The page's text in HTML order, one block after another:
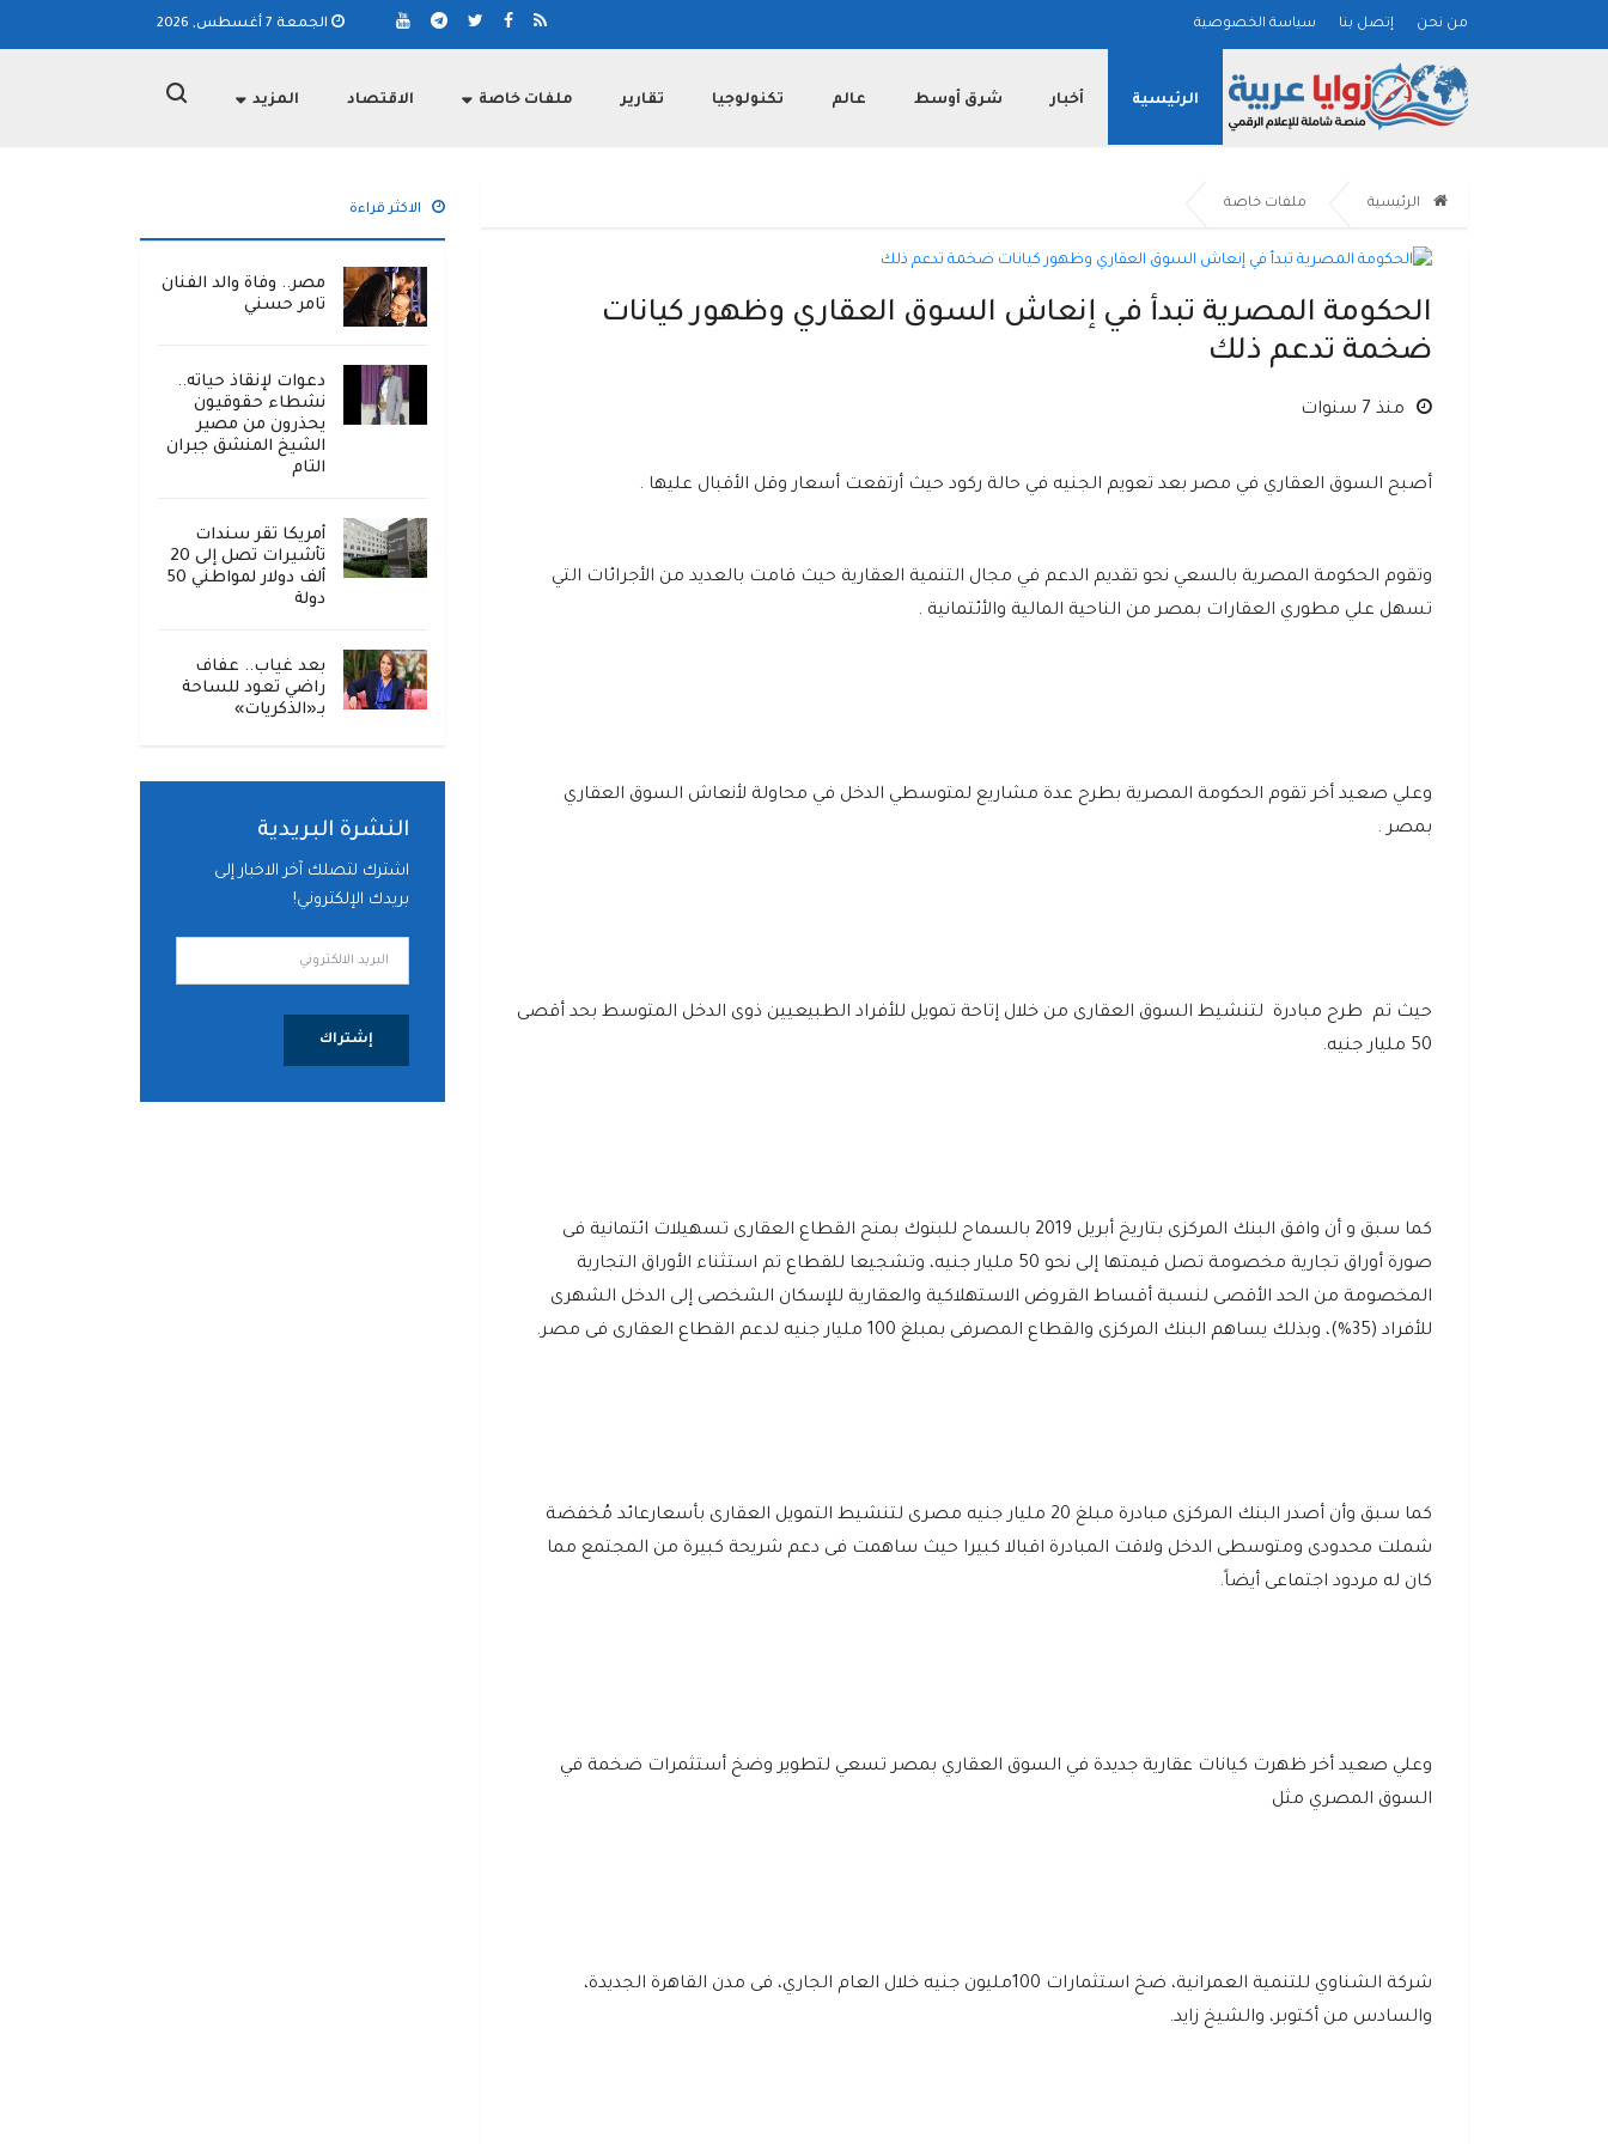
من نحن إتصل بنا سياسة الخصوصية الجمعة 7 أغسطس, 2026
الرئيسية أخبار شرق أوسط عالم تكنولوجيا تقارير ملفات خاصة الاقتصاد المزيد
الرئيسية ملفات خاصة
الحكومة المصرية تبدأ في إنعاش السوق العقاري وظهور كيانات
ضخمة تدعم ذلك
منذ 7 سنوات
أصبح السوق العقاري في مصر بعد تعويم الجنيه في حالة ركود حيث أرتفعت أسعار وقل الأقبال عليها .
وتقوم الحكومة المصرية بالسعي نحو تقديم الدعم في مجال التنمية العقارية حيث قامت بالعديد من الأجرائات التي
تسهل علي مطوري العقارات بمصر من الناحية المالية والأئتمانية .
وعلي صعيد أخر تقوم الحكومة المصرية بطرح عدة مشاريع لمتوسطي الدخل في محاولة لأنعاش السوق العقاري
بمصر .
حيث تم طرح مبادرة لتنشيط السوق العقارى من خلال إتاحة تمويل للأفراد الطبيعيين ذوى الدخل المتوسط بحد أقصى
50 مليار جنيه.
كما سبق و أن وافق البنك المركزى بتاريخ أبريل 2019 بالسماح للبنوك بمنح القطاع العقارى تسهيلات ائتمانية فى
صورة أوراق تجارية مخصومة تصل قيمتها إلى نحو 50 مليار جنيه، وتشجيعا للقطاع تم استثناء الأوراق التجارية
المخصومة من الحد الأقصى لنسبة أقساط القروض الاستهلاكية والعقارية للإسكان الشخصى إلى الدخل الشهرى
للأفراد (35%)، وبذلك يساهم البنك المركزى والقطاع المصرفى بمبلغ 100 مليار جنيه لدعم القطاع العقارى فى مصر.
كما سبق وأن أصدر البنك المركزى مبادرة مبلغ 20 مليار جنيه مصرى لتنشيط التمويل العقارى بأسعارعائد مُخفضة
شملت محدودى ومتوسطى الدخل ولاقت المبادرة اقبالا كبيرا حيث ساهمت فى دعم شريحة كبيرة من المجتمع مما
كان له مردود اجتماعى أيضاً.
وعلي صعيد أخر ظهرت كيانات عقارية جديدة في السوق العقاري بمصر تسعي لتطوير وضخ أستثمرات ضخمة في
السوق المصري مثل
شركة الشناوي للتنمية العمرانية، ضخ استثمارات 100مليون جنيه خلال العام الجاري، فى مدن القاهرة الجديدة،
والسادس من أكتوبر، والشيخ زايد.
الاكثر قراءة
مصر.. وفاة والد الفنان
تامر حسني
دعوات لإنقاذ حياته..
نشطاء حقوقيون
يحذرون من مصير
الشيخ المنشق جبران
التام
أمريكا تقر سندات
تأشيرات تصل إلى 20
ألف دولار لمواطني 50
دولة
بعد غياب.. عفاف
راضي تعود للساحة
بـ«الذكريات»
النشرة البريدية
اشترك لتصلك آخر الاخبار إلى
بريدك الإلكتروني!
إشتراك